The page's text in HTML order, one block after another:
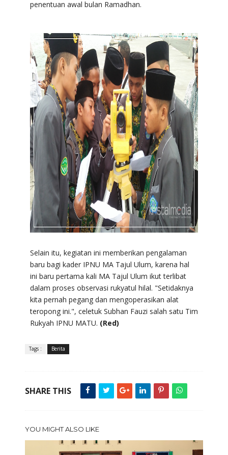
penentuan awal bulan Ramadhan.
Selain itu, kegiatan ini memberikan pengalaman
baru bagi kader IPNU MA Tajul Ulum, karena hal
ini baru pertama kali MA Tajul Ulum ikut terlibat
dalam proses observasi rukyatul hilal. "Setidaknya
kita pernah pegang dan mengoperasikan alat
teropong ini.", celetuk Subhan Fauzi salah satu Tim
Rukyah IPNU MATU. (Red)
Tags : Berita
SHARE THIS
YOU MIGHT ALSO LIKE